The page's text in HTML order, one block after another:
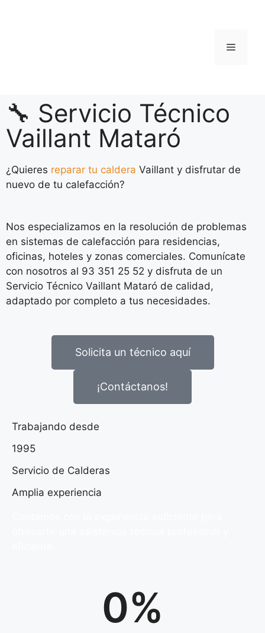
🔧 Servicio Técnico
Vaillant Mataró
¿Quieres reparar tu caldera Vaillant y disfrutar de
nuevo de tu calefacción?
Nos especializamos en la resolución de problemas
en sistemas de calefacción para residencias,
oficinas, hoteles y zonas comerciales. Comunícate
con nosotros al 93 351 25 52 y disfruta de un
Servicio Técnico Vaillant Mataró de calidad,
adaptado por completo a tus necesidades.
Solicita un técnico aquí
¡Contáctanos!
Trabajando desde
1995
Servicio de Calderas
Amplia experiencia
0%